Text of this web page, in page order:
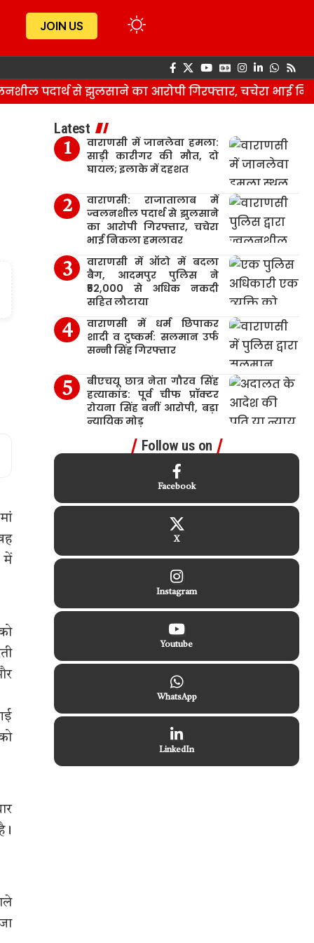
JOIN US
पदार्थ से झुलसाने का आरोपी गिरफ्तार, चचेरा भाई
में
Latest
वाराणसी में जानलेवा हमला:
साड़ी कारीगर की मौत, दो
घायल; इलाके में दहशत
वाराणसी: राजातालाब में
ज्वलनशील पदार्थ से झुलसाने
का आरोपी गिरफ्तार, चचेरा
भाई निकला हमलावर
वाराणसी में ऑटो में बदला
बैग, आदमपुर पुलिस ने
₹52,000 से अधिक नकदी
सहित लौटाया
वाराणसी में धर्म छिपाकर
शादी व दुष्कर्म: सलमान उर्फ
सन्नी सिंह गिरफ्तार
बीएचयू छात्र नेता गौरव सिंह
हत्याकांड: पूर्व चीफ प्रॉक्टर
रोयना सिंह बनीं आरोपी, बड़ा
न्यायिक मोड़
Follow us on
Facebook
X
Instagram
Youtube
WhatsApp
LinkedIn